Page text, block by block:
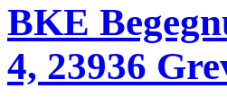
BKE
4, 23936